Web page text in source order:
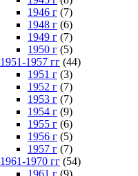
1946 г (7)
1948 г (6)
1949 г (7)
1950 г (5)
1951-1957 гг (44)
1951 г (3)
1952 г (7)
1953 г (7)
1954 г (9)
1955 г (6)
1956 г (5)
1957 г (7)
1961-1970 гг (54)
1961 г (9)